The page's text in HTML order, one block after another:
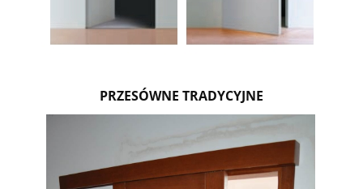
PRZESÓWNE TRADYCYJNE